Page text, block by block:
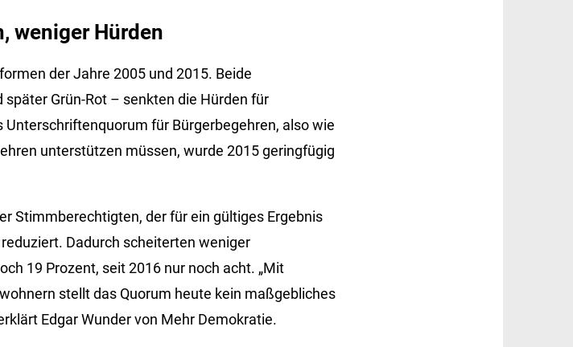
weniger Hürden
der Jahre 2005 und 2015. Beide
Grün-Rot – senkten die Hürden für
für Bürgerbegehren, also wie
unterstützen müssen, wurde 2015 geringfügig
Stimmberechtigten, der für ein gültiges Ergebnis
Dadurch scheiterten weniger
19 Prozent, seit 2016 nur noch acht. „Mit
stellt das Quorum heute kein maßgebliches
Edgar Wunder von Mehr Demokratie.